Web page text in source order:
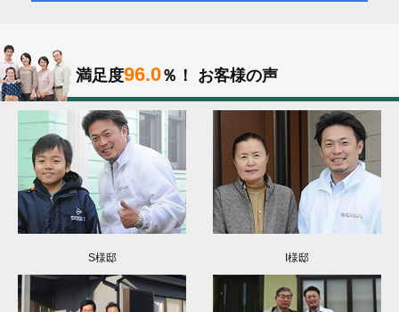
満足度96.0％！ お客様の声
S様邸 I様邸